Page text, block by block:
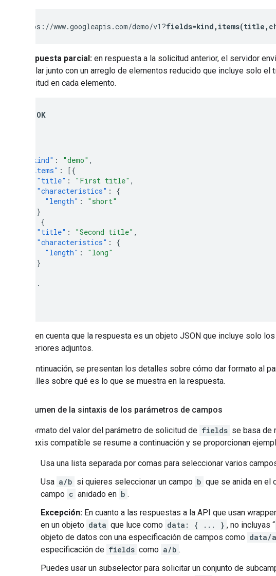
https://www.googleapis.com/demo/v1?
Respuesta parcial: en respuesta a la solicitud anterior, el servidor
similar junto con un arreglo de elementos reducido que incluye solo
longitud en cada elemento.
200 OK
"kind" : "demo" ,
"items" :
[{
"title" : "First title" ,
"characteristics" :
{
"length" :
"short"
}
{
"title" : "Second title" ,
"characteristics" :
{
"length" :
"long"
}
...
Ten en cuenta que la respuesta es un objeto JSON que incluye solo
superiores adjuntos.
A continuación, se presentan los detalles sobre cómo dar formato al
detalles sobre qué es lo que se muestra en la respuesta.
Resumen de la sintaxis de los parámetros de campos
El formato del valor del parámetro de solicitud de fields se basa de
sintaxis compatible se resume a continuación y se proporcionan
Usa una lista separada por comas para seleccionar varios
Usa a/b si quieres seleccionar un campo b que se anida en el
campo c anidado en b .
Excepción: En cuanto a las respuestas a la API que usan
en un objeto data que luce como data: { ... } , no incluyas “
objeto de datos con una especificación de campos como data/
especificación de fields como a/b .
Puedes usar un subselector para solicitar un conjunto de